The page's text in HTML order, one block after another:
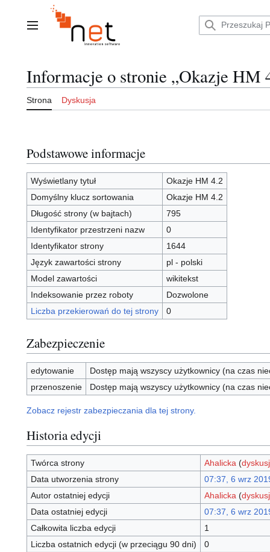
zawartościMenu główne
Informacje o stronie „Okazje HM
Strona Dyskusja
Podstawowe informacje
Wyświetlany tytuł
Okazje HM 4.2
Domyślny klucz sortowania
Okazje HM 4.2
Długość strony (w bajtach)
795
Identyfikator przestrzeni nazw
0
Identyfikator strony
1644
Język zawartości strony
pl - polski
Model zawartości
wikitekst
Indeksowanie przez roboty
Dozwolone
Liczba przekierowań do tej strony
0
Zabezpieczenie
edytowanie
Dostęp mają wszyscy użytkownicy (na czas
przenoszenie
Dostęp mają wszyscy użytkownicy (na czas
Zobacz rejestr zabezpieczania dla tej strony.
Historia edycji
Twórca strony Ahalicka (
Data utworzenia strony
07:37, 6 wrz
Autor ostatniej edycji
Ahalicka (
Data ostatniej edycji
07:37, 6 wrz
Całkowita liczba edycji
1
Liczba ostatnich edycji (w przeciągu 90 dni)
0